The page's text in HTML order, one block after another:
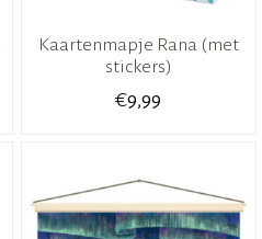
Kaartenmapje Rana (met
stickers)
€9,99